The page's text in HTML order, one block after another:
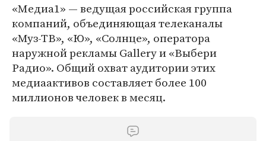
«Медиа1» — ведущая российская группа
компаний, объединяющая телеканалы
«Муз-ТВ», «Ю», «Солнце», оператора
наружной рекламы Gallery и «Выбери
Радио». Общий охват аудитории этих
медиаактивов составляет более 100
миллионов человек в месяц.